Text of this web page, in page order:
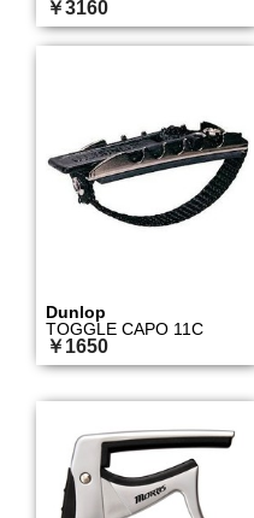
￥3160
Dunlop
TOGGLE CAPO 11C
￥1650